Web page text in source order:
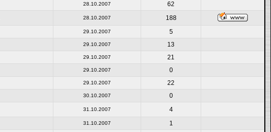
28.10.2007
62
28.10.2007
188
29.10.2007
5
29.10.2007
13
29.10.2007
21
29.10.2007
0
29.10.2007
22
30.10.2007
0
31.10.2007
4
31.10.2007
1